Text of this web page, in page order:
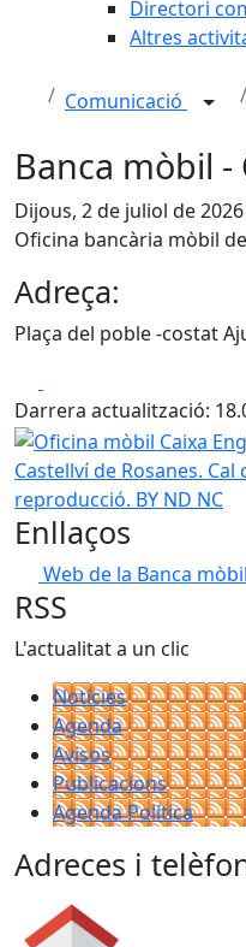
Directori
Altres
Comunicació
Banca mòbil -
Dijous, 2 de juliol de
Oficina bancària mòbil
Adreça:
Plaça del poble -costat
Darrera actualització:
Oficina mòbil Caixa
Castellví de Rosanes.
reproducció. BY ND NC
Enllaços
Web de la Banca
RSS
L'actualitat a un clic
Notícies
Agenda
Avisos
Publicacions
Agenda Política
Adreces i